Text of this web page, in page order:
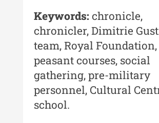
Indexul Complet
MediCult - Revista de
culturală
MediCult - Revista de
culturală IV (2025)
MediCult - Revista de
Keywords: chronicle,
chronicler, Dimitrie
team, Royal Foundation,
peasant courses, social
gathering, pre-military
personnel, Cultural
school.